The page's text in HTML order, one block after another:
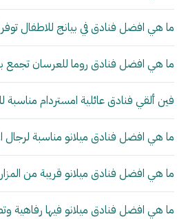
ما هي افضل فنادق في بيانج للاطفال
ما هي افضل فنادق روما للعرسان تجمع
فين ألقي فنادق عائلية امستردام مناسبة
ما هي افضل فنادق ميلانو مناسبة لرجال
ما هي افضل فنادق ميلانو قريبة من
ما هي افضل فنادق ميلانو فيها رفاهية